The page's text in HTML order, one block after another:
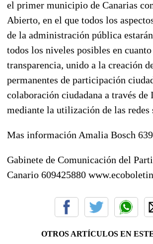
el primer municipio de Canarias
Abierto, en el que todos los
de la administración pública
todos los niveles posibles en cuanto
transparencia, unido a la creación
permanentes de participación
colaboración ciudadana a través de
mediante la utilización de las redes
Mas información Amalia Bosch
Gabinete de Comunicación del
Canario 609425880
OTROS ARTÍCULOS EN